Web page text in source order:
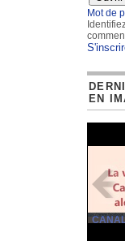
Mot de
EN